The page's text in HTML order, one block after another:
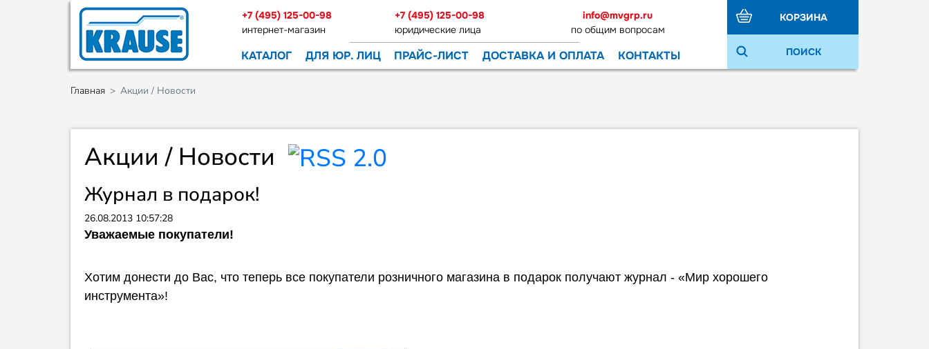
+7 (495) 125-00-98
интернет-магазин
+7 (495) 125-00-98
юридические лица
info@mvgrp.ru
по общим вопросам
КАТАЛОГ ДЛЯ ЮР. ЛИЦ ПРАЙС-ЛИСТ ДОСТАВКА И ОПЛАТА КОНТАКТЫ
КОРЗИНА
ПОИСК
Главная Акции / Новости
Акции / Новости
Журнал в подарок!
26.08.2013 10:57:28
Уважаемые покупатели!
Хотим донести до Вас, что теперь все покупатели розничного магазина в подарок получают журнал - «Мир хорошего
инструмента»!